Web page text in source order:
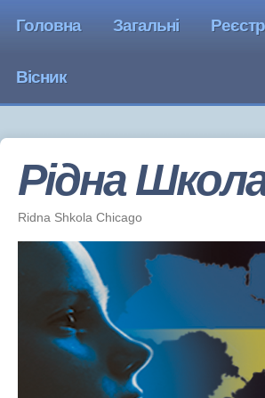
Головна Загальні
Вісник
Рідна
Ridna Shkola Chicago